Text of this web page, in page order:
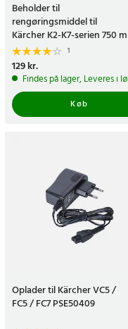
Beholder til
rengøringsmiddel til
Kärcher K2-K7-serien 750
1
Pris:129 kr.
129 kr.
Findes på lager, Leveres i
Køb
Oplader til Kärcher VC5 /
FC5 / FC7 PSE50409